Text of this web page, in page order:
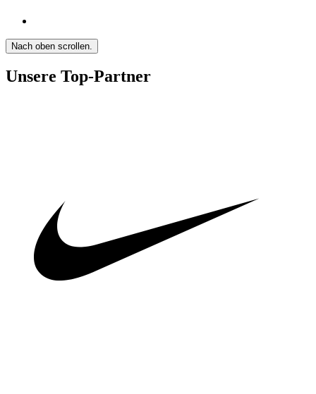
Nach oben scrollen.
Unsere Top-Partner